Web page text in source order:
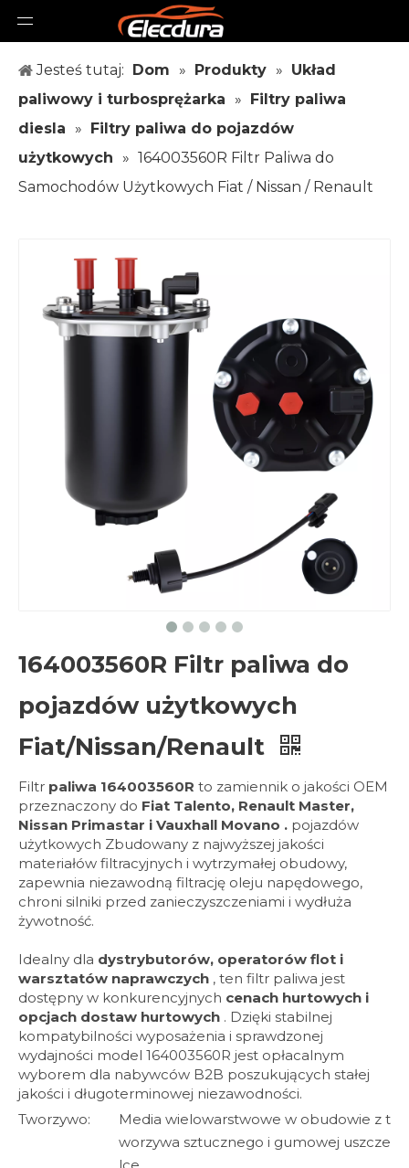
Jesteś tutaj: Dom » Produkty » Układ
paliwowy i turbosprężarka
» Filtry paliwa
diesla
» Filtry paliwa do pojazdów
użytkowych
» 164003560R Filtr Paliwa do
Samochodów Użytkowych Fiat / Nissan / Renault
164003560R Filtr paliwa do
pojazdów użytkowych
Fiat/Nissan/Renault
Filtr paliwa 164003560R to zamiennik o jakości OEM
przeznaczony do Fiat Talento, Renault Master,
Nissan Primastar i Vauxhall Movano . pojazdów
użytkowych Zbudowany z najwyższej jakości
materiałów filtracyjnych i wytrzymałej obudowy,
zapewnia niezawodną filtrację oleju napędowego,
chroni silniki przed zanieczyszczeniami i wydłuża
żywotność.
Idealny dla dystrybutorów, operatorów flot i
warsztatów naprawczych , ten filtr paliwa jest
dostępny w konkurencyjnych cenach hurtowych i
opcjach dostaw hurtowych . Dzięki stabilnej
kompatybilności wyposażenia i sprawdzonej
wydajności model 164003560R jest opłacalnym
wyborem dla nabywców B2B poszukujących stałej
jakości i długoterminowej niezawodności.
Tworzywo:
Media wielowarstwowe w obudowie z t
worzywa sztucznego i gumowej uszcze